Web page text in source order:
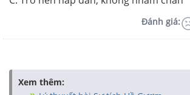
Đánh giá:
Xem thêm: